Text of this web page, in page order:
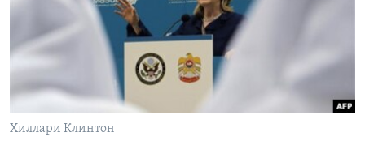
Learning English
Хиллари Клинтон